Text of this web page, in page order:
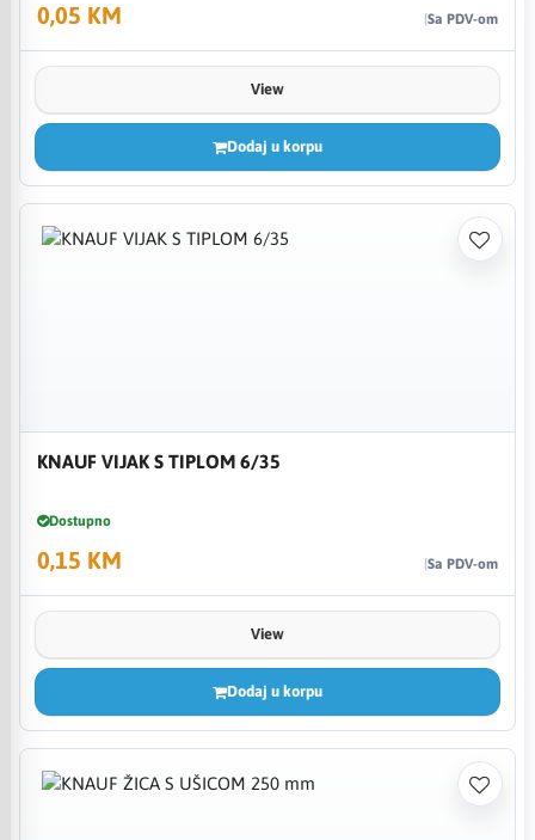
0,05 KM Sa PDV-om
View
Dodaj u korpu
KNAUF VIJAK S TIPLOM 6/35
Dostupno
0,15 KM Sa PDV-om
View
Dodaj u korpu